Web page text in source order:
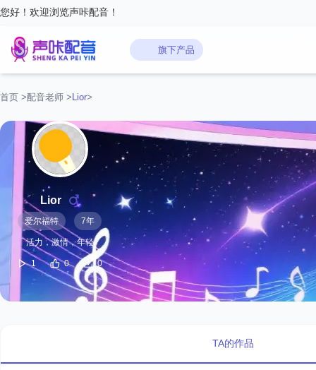
您好！欢迎浏览声咔配音！
旗下产品
首页 >配音老师 > ‌Lior‌>
‌Lior‌
爱尔福特 7年
活力，激情，年轻
1 0 0
TA的作品